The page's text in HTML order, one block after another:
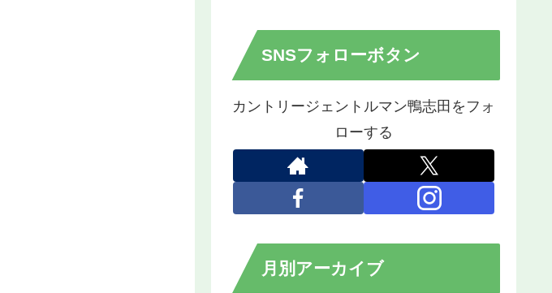
SNSフォローボタン
カントリージェントルマン鴨志田をフォ
ローする
月別アーカイブ